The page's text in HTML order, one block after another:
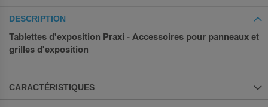
DESCRIPTION
Tablettes d'exposition Praxi - Accessoires pour panneaux et
grilles d'exposition
CARACTÉRISTIQUES